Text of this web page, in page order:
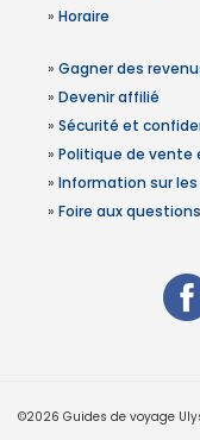
» Horaire
» Gagner des
» Devenir affilié
» Sécurité et
» Politique de vente
» Information sur
» Foire aux questions
©2026 Guides de voyage